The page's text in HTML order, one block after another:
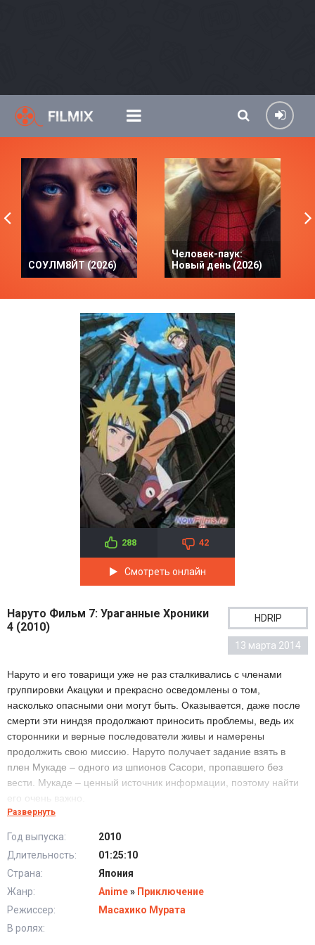
СОУЛМ8ЙТ (2026)
Человек-паук:
Новый день (2026)
288 42
Смотреть онлайн
Наруто Фильм 7: Ураганные Хроники
4 (2010)
HDRIP
13 марта 2014
Наруто и его товарищи уже не раз сталкивались с членами
группировки Акацуки и прекрасно осведомлены о том,
насколько опасными они могут быть. Оказывается, даже после
смерти эти ниндзя продолжают приносить проблемы, ведь их
сторонники и верные последователи живы и намерены
продолжить свою миссию. Наруто получает задание взять в
плен Мукаде – одного из шпионов Сасори, пропавшего без
вести. Мукаде – ценный источник информации, поэтому найти
его очень важно.
там встречается с Мукаде, который преследует особую цель:
его задача – разыскать таинственный источник великой силы,
дремлющей в руинах. Но когда шпион пытается применить силу
против Наруто, случается нечто неожиданное. Мощный поток
света, направленный на ниндзя из Конохи, переносит его во
времени, и Наруто отправляется на 20 лет назад. В прошлом он
переживает удивительную встречу со своим героем –
Развернуть
Год выпуска:
2010
Длительность:
01:25:10
Страна:
Япония
Жанр:
Anime» Приключение
Режиссер:
Масахико Мурата
В ролях: